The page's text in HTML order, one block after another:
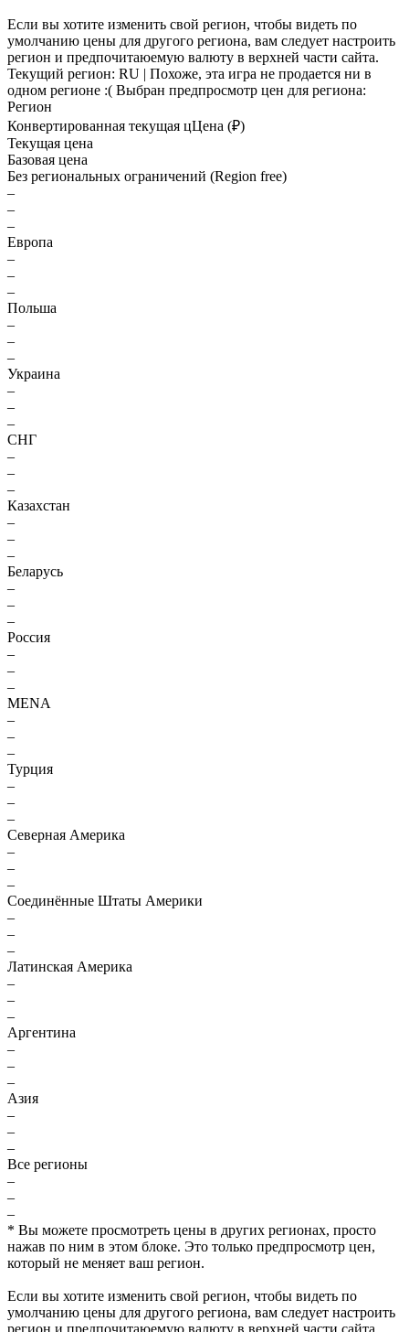
Если вы хотите изменить свой регион, чтобы видеть по
умолчанию цены для другого региона, вам следует настроить
регион и предпочитаюемую валюту в верхней части сайта.
Текущий регион: RU | Похоже, эта игра не продается ни в
одном регионе :( Выбран предпросмотр цен для региона:
Регион
Конвертированная текущая цЦена (₽)
Текущая цена
Базовая цена
Без региональных ограничений (Region free)
–
–
–
Европа
–
–
–
Польша
–
–
–
Украина
–
–
–
СНГ
–
–
–
Казахстан
–
–
–
Беларусь
–
–
–
Россия
–
–
–
MENA
–
–
–
Турция
–
–
–
Северная Америка
–
–
–
Соединённые Штаты Америки
–
–
–
Латинская Америка
–
–
–
Аргентина
–
–
–
Азия
–
–
–
Все регионы
–
–
–
* Вы можете просмотреть цены в других регионах, просто
нажав по ним в этом блоке. Это только предпросмотр цен,
который не меняет ваш регион.
Если вы хотите изменить свой регион, чтобы видеть по
умолчанию цены для другого региона, вам следует настроить
регион и предпочитаюемую валюту в верхней части сайта.